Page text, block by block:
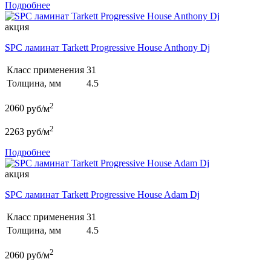
Подробнее
акция
SPC ламинат Tarkett Progressive House Anthony Dj
Класс применения 31
Толщина, мм
4.5
2060 руб/м2
2263 руб/м2
Подробнее
акция
SPC ламинат Tarkett Progressive House Adam Dj
Класс применения 31
Толщина, мм
4.5
2060 руб/м2